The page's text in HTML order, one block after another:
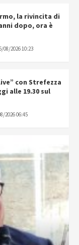
la rivincita di
dopo, ora è
08/2026 10:23
con Strefezza
alle 19.30 sul
2026 06:45